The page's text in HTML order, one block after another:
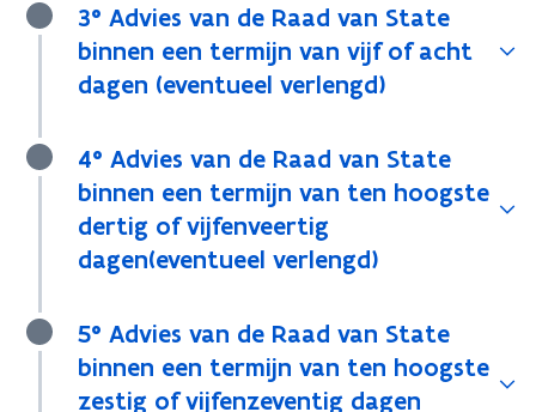
3° Advies van de Raad van State
binnen een termijn van vijf of acht
dagen (eventueel verlengd)
4° Advies van de Raad van State
binnen een termijn van ten hoogste
dertig of vijfenveertig
dagen(eventueel verlengd)
5° Advies van de Raad van State
binnen een termijn van ten hoogste
zestig of vijfenzeventig dagen